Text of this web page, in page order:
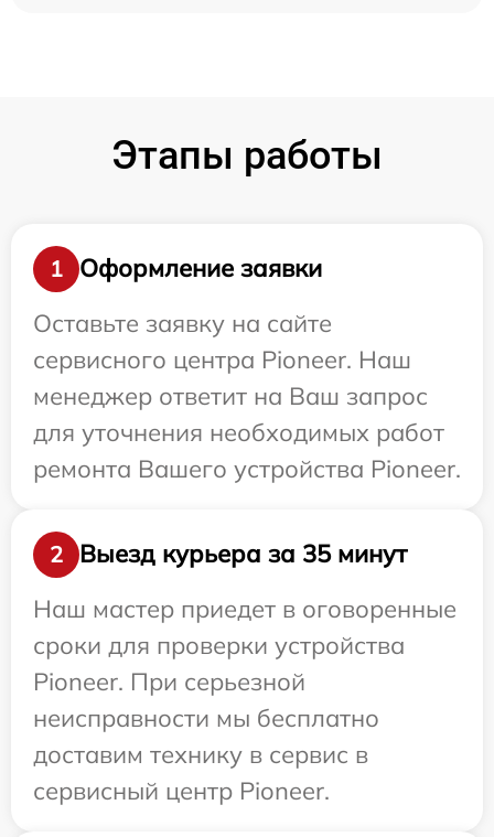
Этапы работы
1
Оформление заявки
Оставьте заявку на сайте
сервисного центра Pioneer. Наш
менеджер ответит на Ваш запрос
для уточнения необходимых работ
ремонта Вашего устройства Pioneer.
2
Выезд курьера за 35 минут
Наш мастер приедет в оговоренные
сроки для проверки устройства
Pioneer. При серьезной
неисправности мы бесплатно
доставим технику в сервис в
сервисный центр Pioneer.